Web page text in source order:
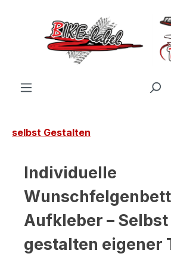
Zum Hauptinhalt springen
selbst Gestalten
Individuelle
Aufkleber – Selbst
gestalten eigener